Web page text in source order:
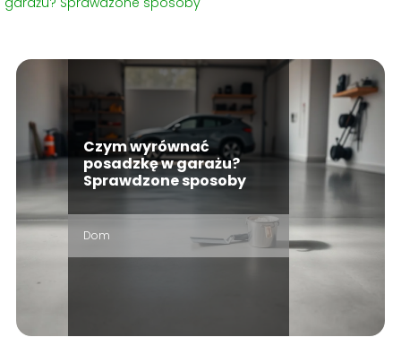
Czym wyrównać
posadzkę w garażu?
Sprawdzone sposoby
Dom